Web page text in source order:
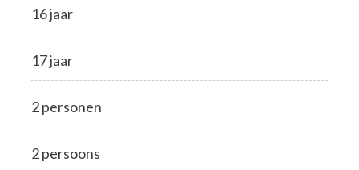
16 jaar
17 jaar
2 personen
2 persoons